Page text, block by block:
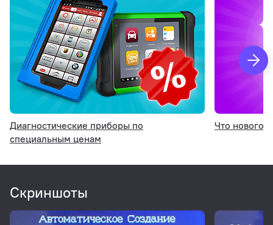
TTF
Continental
Xiali
Steal Mate
Huf/Beru
Smartire
SAT
Whetron
TRW
Диагностические приборы по
специальным ценам
Что нового?
Скриншоты